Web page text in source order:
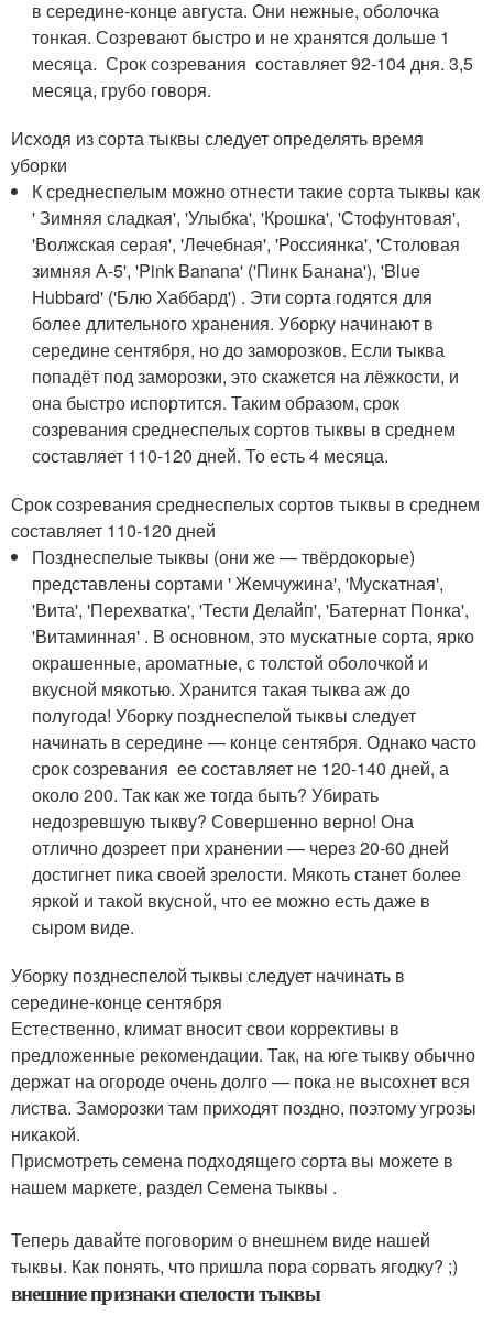
в середине-конце августа. Они нежные, оболочка
тонкая. Созревают быстро и не хранятся дольше 1
месяца. Срок созревания составляет 92-104 дня. 3,5
месяца, грубо говоря.
Исходя из сорта тыквы следует определять время
уборки
К среднеспелым можно отнести такие сорта тыквы как
' Зимняя сладкая', 'Улыбка', 'Крошка', 'Стофунтовая',
'Волжская серая', 'Лечебная', 'Россиянка', 'Столовая
зимняя А-5', 'Pink Banana' ('Пинк Банана'), 'Blue
Hubbard' ('Блю Хаббард') . Эти сорта годятся для
более длительного хранения. Уборку начинают в
середине сентября, но до заморозков. Если тыква
попадёт под заморозки, это скажется на лёжкости, и
она быстро испортится. Таким образом, срок
созревания среднеспелых сортов тыквы в среднем
составляет 110-120 дней. То есть 4 месяца.
Срок созревания среднеспелых сортов тыквы в среднем
составляет 110-120 дней
Позднеспелые тыквы (они же — твёрдокорые)
представлены сортами ' Жемчужина', 'Мускатная',
'Вита', 'Перехватка', 'Тести Делайп', 'Батернат Понка',
'Витаминная' . В основном, это мускатные сорта, ярко
окрашенные, ароматные, с толстой оболочкой и
вкусной мякотью. Хранится такая тыква аж до
полугода! Уборку позднеспелой тыквы следует
начинать в середине — конце сентября. Однако часто
срок созревания ее составляет не 120-140 дней, а
около 200. Так как же тогда быть? Убирать
недозревшую тыкву? Совершенно верно! Она
отлично дозреет при хранении — через 20-60 дней
достигнет пика своей зрелости. Мякоть станет более
яркой и такой вкусной, что ее можно есть даже в
сыром виде.
Уборку позднеспелой тыквы следует начинать в
середине-конце сентября
Естественно, климат вносит свои коррективы в
предложенные рекомендации. Так, на юге тыкву обычно
держат на огороде очень долго — пока не высохнет вся
листва. Заморозки там приходят поздно, поэтому угрозы
никакой.
Присмотреть семена подходящего сорта вы можете в
нашем маркете, раздел Семена тыквы .
Теперь давайте поговорим о внешнем виде нашей
тыквы. Как понять, что пришла пора сорвать ягодку? ;)
внешние признаки спелости тыквы